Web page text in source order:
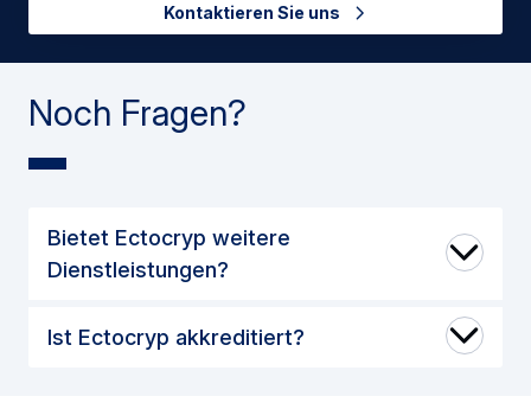
Kontaktieren Sie uns
Noch Fragen?
Bietet Ectocryp weitere
Dienstleistungen?
Ist Ectocryp akkreditiert?